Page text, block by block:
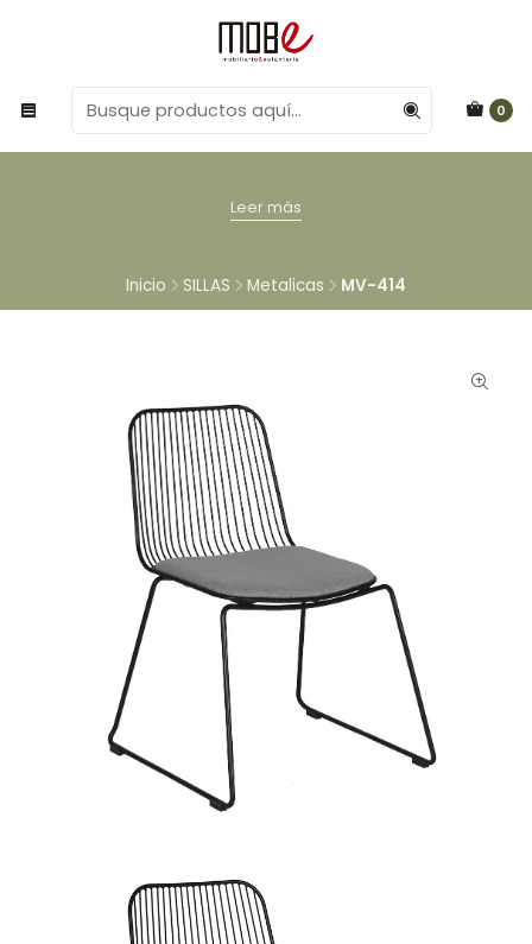
0
Leer más
Inicio SILLAS Metalicas MV-414